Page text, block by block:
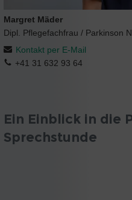
Margret Mäder
Dipl. Pflegefachfrau / Parkinson
Kontakt per E-Mail
+41 31 632 93 64
Ein Einblick in die
Sprechstunde